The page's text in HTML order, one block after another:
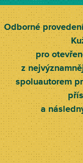
Odborné
pro
z
spoluautorem
a